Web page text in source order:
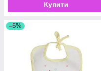
Купити
–5%